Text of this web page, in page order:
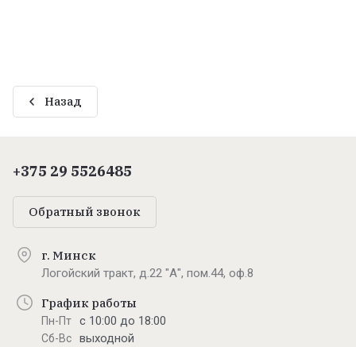
Назад
+375 29 5526485
Обратный звонок
г. Минск
Логойский тракт, д.22 "А", пом.44, оф.8
График работы
Пн-Пт с 10:00 до 18:00
Сб-Вс выходной